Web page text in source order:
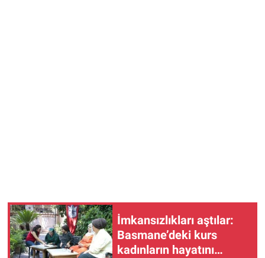
İmkansızlıkları aştılar:
Basmane’deki kurs
kadınların hayatını